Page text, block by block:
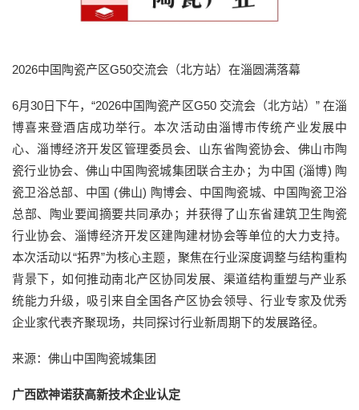
2026中国陶瓷产区G50交流会（北方站）在淄圆满落幕
6月30日下午，“2026中国陶瓷产区G50 交流会（北方站）” 在淄
博喜来登酒店成功举行。本次活动由淄博市传统产业发展中
心、淄博经济开发区管理委员会、山东省陶瓷协会、佛山市陶
瓷行业协会、佛山中国陶瓷城集团联合主办；为中国 (淄博) 陶
瓷卫浴总部、中国 (佛山) 陶博会、中国陶瓷城、中国陶瓷卫浴
总部、陶业要闻摘要共同承办；并获得了山东省建筑卫生陶瓷
行业协会、淄博经济开发区建陶建材协会等单位的大力支持。
本次活动以“拓界”为核心主题，聚焦在行业深度调整与结构重构
背景下，如何推动南北产区协同发展、渠道结构重塑与产业系
统能力升级，吸引来自全国各产区协会领导、行业专家及优秀
企业家代表齐聚现场，共同探讨行业新周期下的发展路径。
来源：佛山中国陶瓷城集团
广西欧神诺获高新技术企业认定